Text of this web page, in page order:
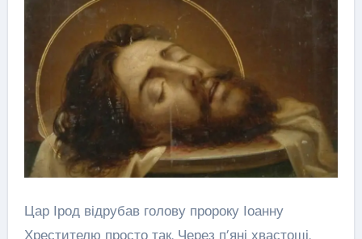
Цар Ірод відрубав голову пророку Іоанну
Хрестителю просто так. Через п’яні хвастощі.